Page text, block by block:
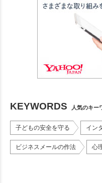
KEYWORDS 人気のキー
子どもの安全を守る イン
ビジネスメールの作法 心